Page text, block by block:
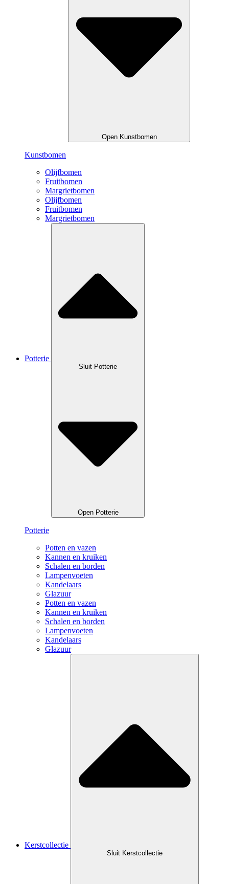
Open Kunstbomen
Kunstbomen
Olijfbomen
Fruitbomen
Margrietbomen
Olijfbomen
Fruitbomen
Margrietbomen
Potterie
Sluit Potterie
Open Potterie
Potterie
Potten en vazen
Kannen en kruiken
Schalen en borden
Lampenvoeten
Kandelaars
Glazuur
Potten en vazen
Kannen en kruiken
Schalen en borden
Lampenvoeten
Kandelaars
Glazuur
Kerstcollectie
Sluit Kerstcollectie